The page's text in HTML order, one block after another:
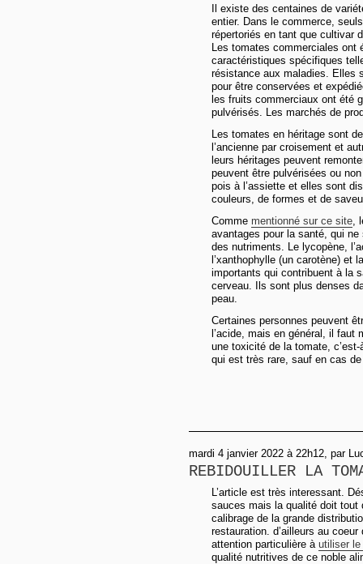
Il existe des centaines de
entier. Dans le commerce,
répertoriés en tant que cultivar
Les tomates commerciales
caractéristiques spécifiques
résistance aux maladies. Elles
pour être conservées et
les fruits commerciaux ont été
pulvérisés. Les marchés de
Les tomates en héritage sont
l’ancienne par croisement et
leurs héritages peuvent
peuvent être pulvérisées ou
pois à l’assiette et elles sont
couleurs, de formes et de
Comme mentionné sur ce site
avantages pour la santé, qui
des nutriments. Le lycopène,
l’xanthophylle (un carotène) et
importants qui contribuent à la
cerveau. Ils sont plus denses
peau.
Certaines personnes peuvent
l’acide, mais en général, il faut
une toxicité de la tomate,
qui est très rare, sauf en cas
mardi 4 janvier 2022 à 22h12, par
REBIDOUILLER LA
L’article est très interessant.
sauces mais la qualité doit tout
calibrage de la grande
restauration. d’ailleurs au
attention particulière à utiliser
qualité nutritives de ce noble